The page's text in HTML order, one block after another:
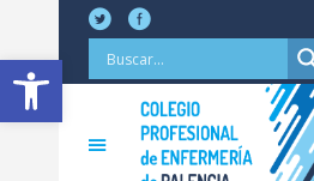
Abrir barra de herramientas